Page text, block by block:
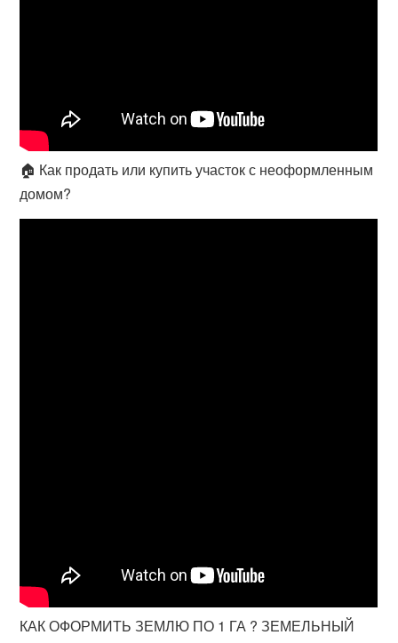
🏠 Как продать или купить участок с неоформленным
домом?
КАК ОФОРМИТЬ ЗЕМЛЮ ПО 1 ГА ? ЗЕМЕЛЬНЫЙ